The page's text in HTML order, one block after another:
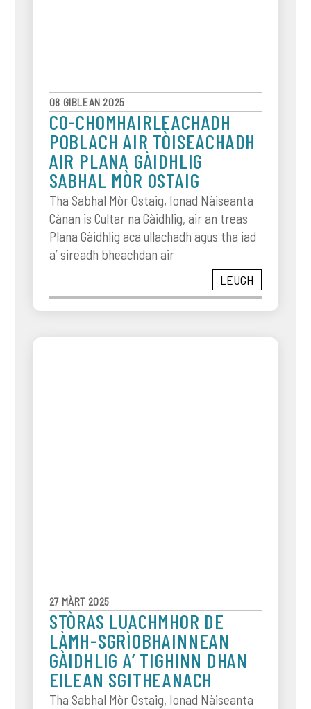
08 GIBLEAN 2025
CO-CHOMHAIRLEACHADH
POBLACH AIR TÒISEACHADH
AIR PLANA GÀIDHLIG
SABHAL MÒR OSTAIG
Tha Sabhal Mòr Ostaig, Ionad Nàiseanta
Cànan is Cultar na Gàidhlig, air an treas
Plana Gàidhlig aca ullachadh agus tha iad
a’ sireadh bheachdan air
LEUGH
27 MÀRT 2025
STÒRAS LUACHMHOR DE
LÀMH-SGRÌOBHAINNEAN
GÀIDHLIG A’ TIGHINN DHAN
EILEAN SGITHEANACH
Tha Sabhal Mòr Ostaig, Ionad Nàiseanta